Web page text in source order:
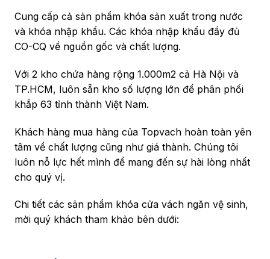
Cung cấp cả sản phẩm khóa sản xuất trong nước
và khóa nhập khẩu. Các khóa nhập khẩu đầy đủ
CO-CQ về nguồn gốc và chất lượng.
Với 2 kho chứa hàng rộng 1.000m2 cả Hà Nội và
TP.HCM, luôn sẵn kho số lượng lớn để phân phối
khắp 63 tỉnh thành Việt Nam.
Khách hàng mua hàng của Topvach hoàn toàn yên
tâm về chất lượng cũng như giá thành. Chúng tôi
luôn nỗ lực hết mình để mang đến sự hài lòng nhất
cho quý vị.
Chi tiết các sản phẩm khóa cửa vách ngăn vệ sinh,
mời quý khách tham khảo bên dưới: